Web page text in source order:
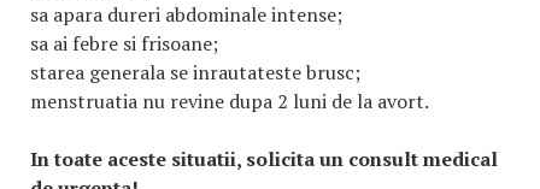
sa apara dureri abdominale intense;
sa ai febre si frisoane;
starea generala se inrautateste brusc;
menstruatia nu revine dupa 2 luni de la avort.
In toate aceste situatii, solicita un consult medical